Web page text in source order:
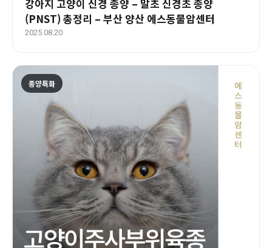
강아지 고양이 신경 종양 – 말초 신경초 종양
(PNST) 총정리 – 부산 양산 에스동물암센터
2025.08.20
종양특화